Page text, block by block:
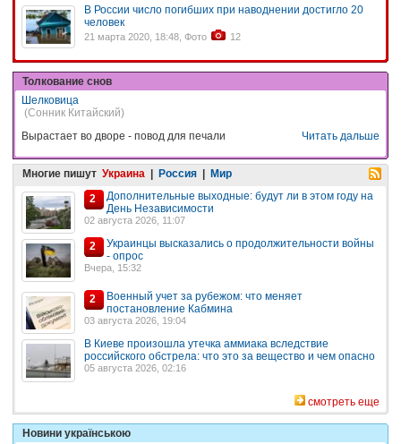
В России число погибших при наводнении достигло 20
человек
21 марта 2020, 18:48, Фото 12
Толкование снов
Шелковица
(Сонник Китайский)
Вырастает во дворе - повод для печали
Читать дальше
Многие пишут Украина | Россия | Мир
2
Дополнительные выходные: будут ли в этом году на
День Независимости
02 августа 2026, 11:07
2
Украинцы высказались о продолжительности войны
- опрос
Вчера, 15:32
2
Военный учет за рубежом: что меняет
постановление Кабмина
03 августа 2026, 19:04
В Киеве произошла утечка аммиака вследствие
российского обстрела: что это за вещество и чем опасно
05 августа 2026, 02:16
смотреть еще
Новини українською